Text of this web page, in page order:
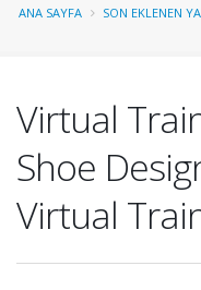
ANA SAYFA SON EKLENEN
Virtual
Shoe
Virtual